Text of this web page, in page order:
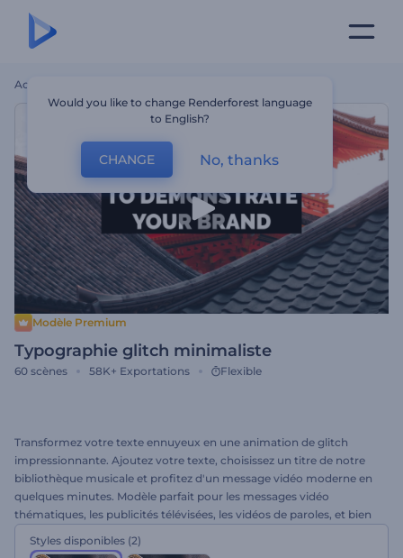
Accueil
Modèle Premium
Typographie glitch minimaliste
60 scènes 58K+ Exportations Flexible
Transformez votre texte ennuyeux en une animation de glitch
impressionnante. Ajoutez votre texte, choisissez un titre de notre
bibliothèque musicale et profitez d'un message vidéo moderne en
quelques minutes. Modèle parfait pour les messages vidéo
thématiques, les publicités télévisées, les vidéos de paroles, et bien
minimaliste. Essayez dès aujourd'hui !
Styles disponibles (2)
Would you like to change Renderforest language
to English?
CHANGE No, thanks